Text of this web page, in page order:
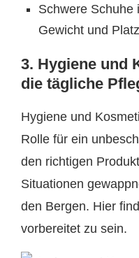
Schwere Schuhe
Gewicht und
3. Hygiene und
die tägliche
Hygiene und
Rolle für ein
den richtigen
Situationen
den Bergen. Hier
vorbereitet zu sein.